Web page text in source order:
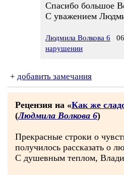
Спасибо большое
С уважением
Людмила Волкова 6
нарушении
+ добавить замечания
Рецензия на «Как же
(Людмила Волкова 6)
Прекрасные строки о
получилось рассказать о
С душевным теплом,